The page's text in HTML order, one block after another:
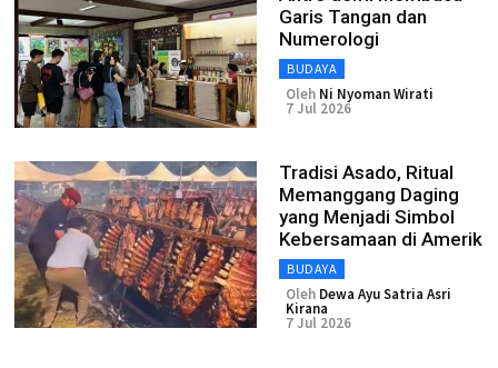
Garis Tangan dan
Numerologi
BUDAYA
Oleh Ni Nyoman Wirati
7 Jul 2026
Tradisi Asado, Ritual
Memanggang Daging
yang Menjadi Simbol
Kebersamaan di Amerik
BUDAYA
Oleh Dewa Ayu Satria Asri
Kirana
7 Jul 2026